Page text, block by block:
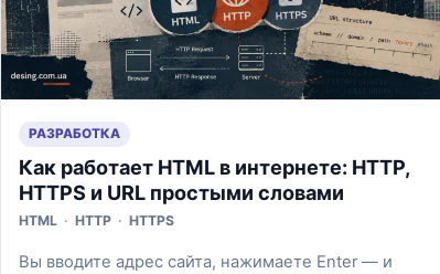
РАЗРАБОТКА
Как работает HTML в интернете: HTTP,
HTTPS и URL простыми словами
HTML · HTTP · HTTPS
Вы вводите адрес сайта, нажимаете Enter — и